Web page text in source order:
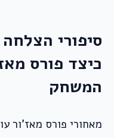
סיפורי
כיצד פורס
המשחק
מאחורי פורס מאז’ור